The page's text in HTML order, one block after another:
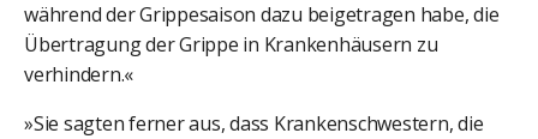
während der Grippesaison dazu beigetragen habe, die
Übertragung der Grippe in Krankenhäusern zu
verhindern.«
»Sie sagten ferner aus, dass Krankenschwestern, die